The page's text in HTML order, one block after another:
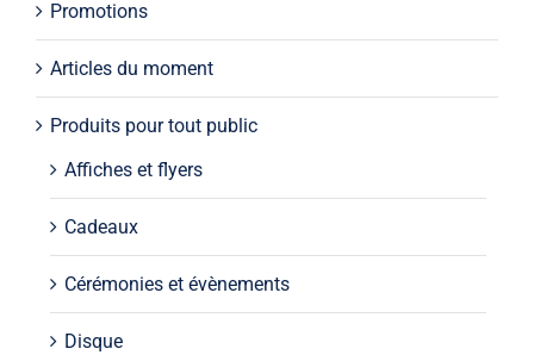
Promotions
Articles du moment
Produits pour tout public
Affiches et flyers
Cadeaux
Cérémonies et évènements
Disque